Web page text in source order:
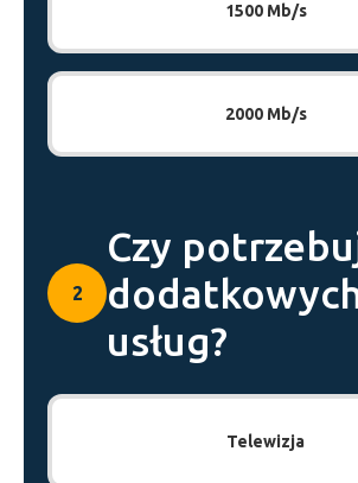
1500 Mb/s
2000 Mb/s
2
Czy
usług?
Telewizja